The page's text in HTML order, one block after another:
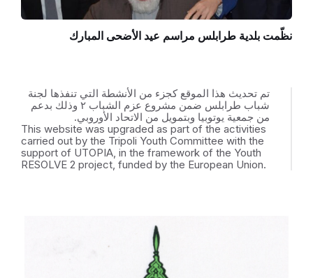
نظّمت بلدية طرابلس مراسم عيد الأضحى المبارك
تم تحديث هذا الموقع كجزء من الأنشطة التي تنفذها لجنة
شباب طرابلس ضمن مشروع عزم الشباب ٢ وذلك بدعم
من جمعية يوتوبيا وبتمويل من الاتحاد الأوروبي.
This website was upgraded as part of the activities
carried out by the Tripoli Youth Committee with the
support of UTOPIA, in the framework of the Youth
RESOLVE 2 project, funded by the European Union.